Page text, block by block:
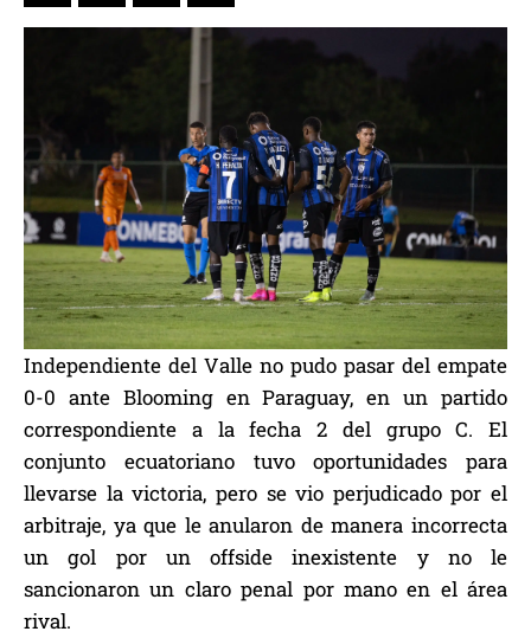
Independiente del Valle no pudo pasar del empate
0-0 ante Blooming en Paraguay, en un partido
correspondiente a la fecha 2 del grupo C. El
conjunto ecuatoriano tuvo oportunidades para
llevarse la victoria, pero se vio perjudicado por el
arbitraje, ya que le anularon de manera incorrecta
un gol por un offside inexistente y no le
sancionaron un claro penal por mano en el área
rival.